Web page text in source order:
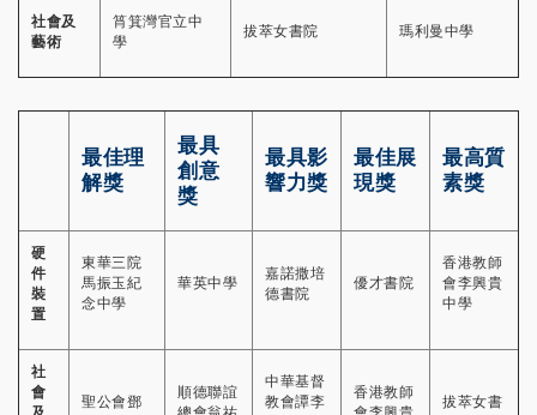
社會及
藝術
筲箕灣官立中
學
拔萃女書院 瑪利曼中學
最佳理
解獎
最具
創意
獎
最具影
響力獎
最佳展
現獎
最高質
素獎
硬
件
裝
置
東華三院
馬振玉紀
念中學
華英中學
嘉諾撒培
德書院
優才書院
香港教師
會李興貴
中學
社
會
聖公會鄧
順德聯誼
中華基督
教會譚李
香港教師
拔萃女書